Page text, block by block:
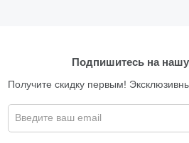
Подпишитесь на
Получите скидку первым!
Введите ваш email